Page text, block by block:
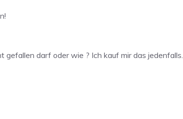
gefallen darf oder wie ? Ich kauf mir das jedenfalls.